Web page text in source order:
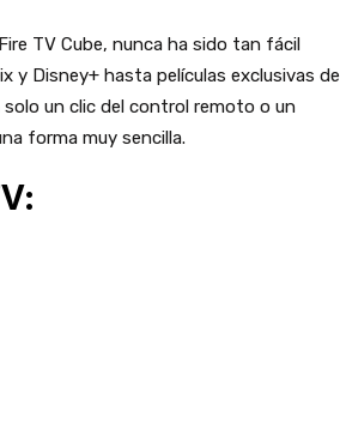
TV Cube, nunca ha sido tan fácil
y Disney+ hasta películas exclusivas de
un clic del control remoto o un
forma muy sencilla.